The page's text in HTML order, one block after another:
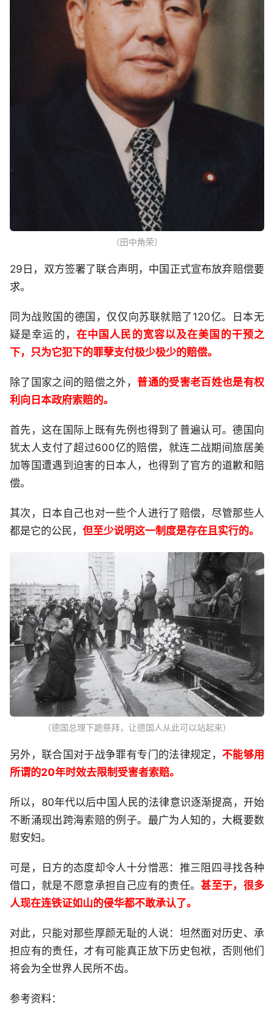
（田中角荣）
29日，双方签署了联合声明，中国正式宣布放弃赔偿要
求。
同为战败国的德国，仅仅向苏联就赔了120亿。日本无
疑是幸运的， 在中国人民的宽容以及在美国的干预之
下，只为它犯下的罪孽支付极少极少的赔偿。
除了国家之间的赔偿之外，普通的受害老百姓也是有权
利向日本政府索赔的。
首先，这在国际上既有先例也得到了普遍认可。德国向
犹太人支付了超过600亿的赔偿，就连二战期间旅居美
加等国遭遇到迫害的日本人，也得到了官方的道歉和赔
偿。
其次，日本自己也对一些个人进行了赔偿，尽管那些人
都是它的公民， 但至少说明这一制度是存在且实行的。
（德国总理下跪祭拜，让德国人从此可以站起来）
另外，联合国对于战争罪有专门的法律规定， 不能够用
所谓的20年时效去限制受害者索赔。
所以，80年代以后中国人民的法律意识逐渐提高，开始
不断涌现出跨海索赔的例子。最广为人知的，大概要数
慰安妇。
可是，日方的态度却令人十分憎恶：推三阻四寻找各种
借口，就是不愿意承担自己应有的责任。甚至于，很多
人现在连铁证如山的侵华都不敢承认了。
对此，只能对那些厚颜无耻的人说：坦然面对历史、承
担应有的责任，才有可能真正放下历史包袱，否则他们
将会为全世界人民所不齿。
参考资料：